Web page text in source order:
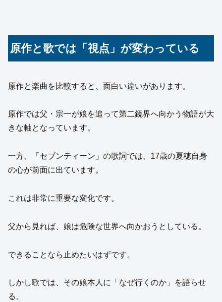
原作と歌では「視点」が変わっている
原作と楽曲を比較すると、面白い違いがあります。
原作では父・宗一が娘を追って第二鏡界へ向かう物語が大
きな軸となっています。
一方、「セブンティーン」の歌詞では、17歳の夏穂自身
の心が前面に出ています。
これは非常に重要な変化です。
父から見れば、娘は危険な世界へ向かおうとしている。
できることなら止めたいはずです。
しかし歌では、その娘本人に「なぜ行くのか」を語らせ
る。